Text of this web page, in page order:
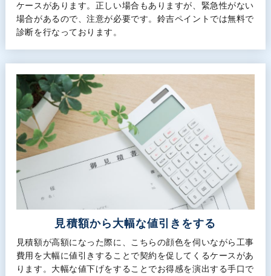
ケースがあります。正しい場合もありますが、緊急性がない
場合があるので、注意が必要です。鈴吉ペイントでは無料で
診断を行なっております。
見積額から大幅な値引きをする
見積額が高額になった際に、こちらの顔色を伺いながら工事
費用を大幅に値引きすることで契約を促してくるケースがあ
ります。大幅な値下げをすることでお得感を演出する手口で